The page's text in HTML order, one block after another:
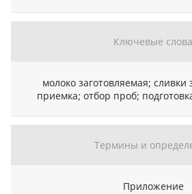
Ключевые слова
молоко заготовляемая; сливки
приемка; отбор проб;
Термины и
Приложение